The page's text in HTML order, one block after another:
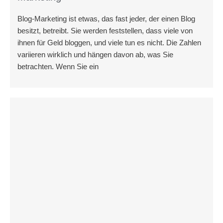
Blog-Marketing ist etwas, das fast jeder, der einen Blog
besitzt, betreibt. Sie werden feststellen, dass viele von
ihnen für Geld bloggen, und viele tun es nicht. Die Zahlen
variieren wirklich und hängen davon ab, was Sie
betrachten. Wenn Sie ein